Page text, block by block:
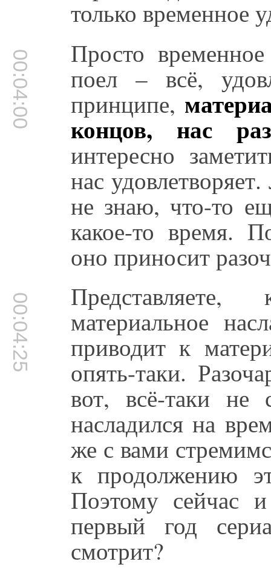
только временное
00:04:00 Просто
поел – всё,
принципе,
концов, нас
интересно
нас
не знаю, что-то
какое-то время.
оно приносит
00:04:25 материальное
приводит к
опять-таки.
вот, всё-таки не
насладился на
же с вами
к продолжению
Поэтому сейчас
первый год
смотрит?